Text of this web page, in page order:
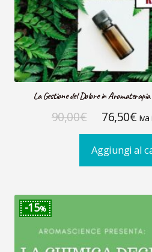
La Gestione del Dolore in
90,00€
prezzo
originale
90,00€.
76,50€Iliva
Aggiungi al
15%